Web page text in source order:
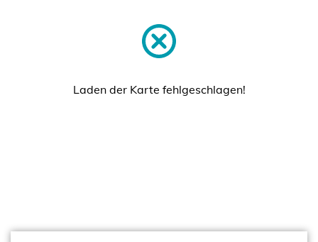
Laden der Karte fehlgeschlagen!